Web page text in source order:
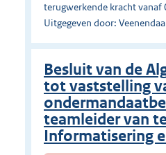
terugwerkende kracht
Uitgegeven door:
Besluit van de
tot vaststelling
teamleider van
Informatisering